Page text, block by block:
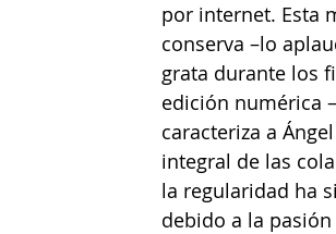
por internet. Esta
conserva –lo
grata durante los
edición numérica
caracteriza a
integral de las
la regularidad ha
debido a la